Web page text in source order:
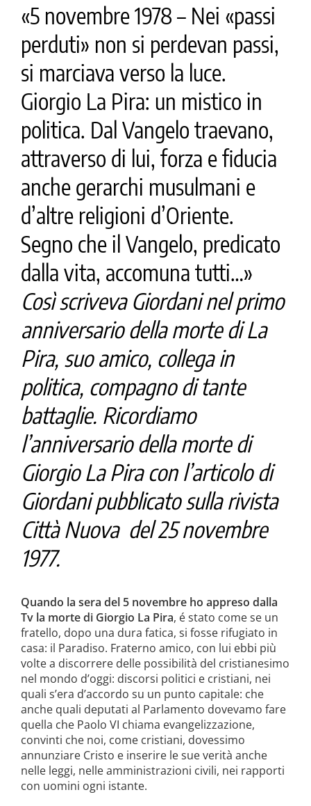
«5 novembre 1978 – Nei «passi
perduti» non si perdevan passi,
si marciava verso la luce.
Giorgio La Pira: un mistico in
politica. Dal Vangelo traevano,
attraverso di lui, forza e fiducia
anche gerarchi musulmani e
d’altre religioni d’Oriente.
Segno che il Vangelo, predicato
dalla vita, accomuna tutti…»
Così scriveva Giordani nel primo
anniversario della morte di La
Pira, suo amico, collega in
politica, compagno di tante
battaglie. Ricordiamo
l’anniversario della morte di
Giorgio La Pira con l’articolo di
Giordani pubblicato sulla rivista
Città Nuova del 25 novembre
1977.
Quando la sera del 5 novembre ho appreso dalla
Tv la morte di Gior­gio La Pira, é stato come se un
fratello, dopo una dura fatica, si fosse rifugiato in
casa: il Paradiso. Fraterno amico, con lui ebbi più
vol­te a discorrere delle possibilità del cri­stianesimo
nel mondo d’oggi: discorsi politici e cristiani, nei
quali s’era d’ac­cordo su un punto capitale: che
anche quali deputati al Parlamento dovevamo fare
quella che Paolo VI chiama evan­gelizzazione,
convinti che noi, come cri­stiani, dovessimo
annunziare Cristo e inserire le sue verità anche
nelle leggi, nelle amministrazioni civili, nei rapporti
con uomini ogni istante.